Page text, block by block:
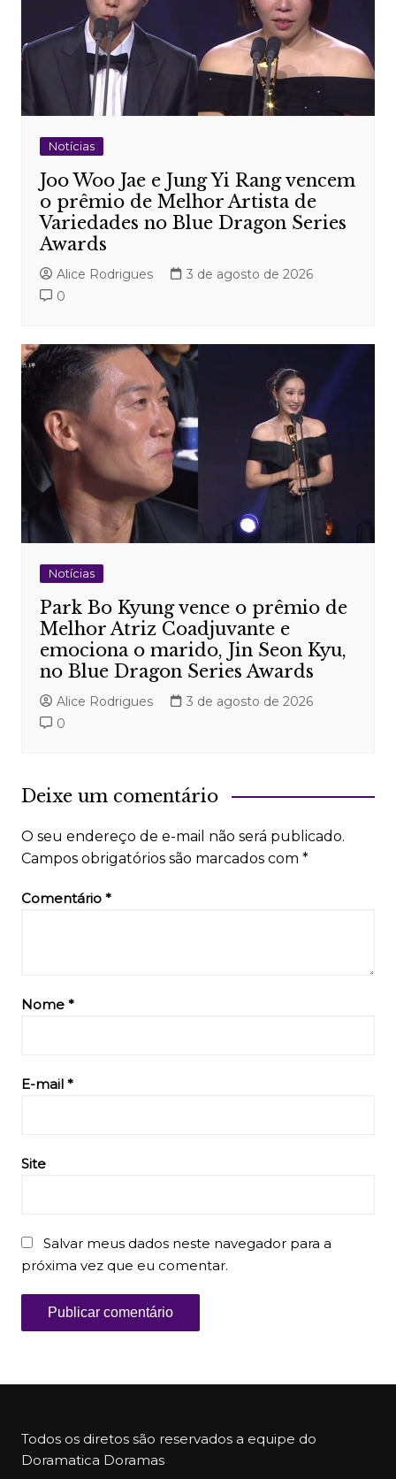
Notícias
Joo Woo Jae e Jung Yi Rang vencem
o prêmio de Melhor Artista de
Variedades no Blue Dragon Series
Awards
Alice Rodrigues
3 de agosto de 2026
0
Notícias
Park Bo Kyung vence o prêmio de
Melhor Atriz Coadjuvante e
emociona o marido, Jin Seon Kyu,
no Blue Dragon Series Awards
Alice Rodrigues
3 de agosto de 2026
0
Deixe um comentário
O seu endereço de e-mail não será publicado.
Campos obrigatórios são marcados com *
Comentário *
Nome *
E-mail *
Site
Salvar meus dados neste navegador para a
próxima vez que eu comentar.
Todos os diretos são reservados a equipe do
Doramatica Doramas